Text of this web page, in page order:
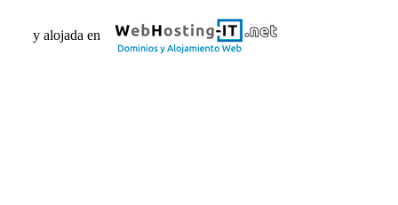
y alojada en